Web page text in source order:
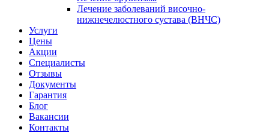
Лечение заболеваний височно-
нижнечелюстного сустава (ВНЧС)
Услуги
Цены
Акции
Специалисты
Отзывы
Документы
Гарантия
Блог
Вакансии
Контакты